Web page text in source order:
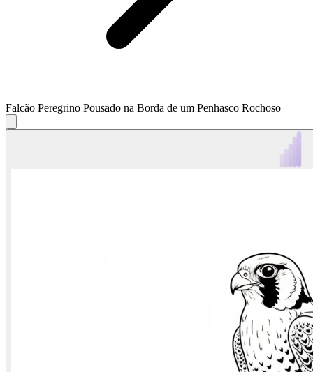
Falcão Peregrino Pousado na Borda de um Penhasco Rochoso